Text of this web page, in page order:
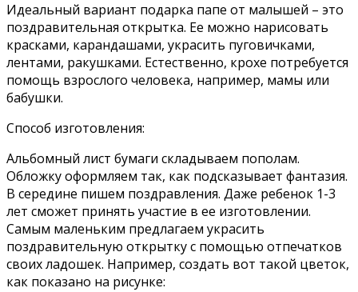
Идеальный вариант подарка папе от малышей – это
поздравительная открытка. Ее можно нарисовать
красками, карандашами, украсить пуговичками,
лентами, ракушками. Естественно, крохе потребуется
помощь взрослого человека, например, мамы или
бабушки.
Способ изготовления:
Альбомный лист бумаги складываем пополам.
Обложку оформляем так, как подсказывает фантазия.
В середине пишем поздравления. Даже ребенок 1-3
лет сможет принять участие в ее изготовлении.
Самым маленьким предлагаем украсить
поздравительную открытку с помощью отпечатков
своих ладошек. Например, создать вот такой цветок,
как показано на рисунке: